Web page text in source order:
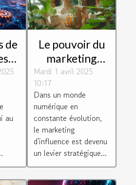
de
au
Le pouvoir du
marketing
d'influence
pour les petites
entreprises
Mardi 1 avril 2025
10:17
Dans un monde
numérique en
constante évolution,
le marketing
d'influence est devenu
un levier stratégique...